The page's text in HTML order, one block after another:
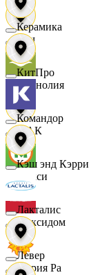
Луч
Магнолия
МАК
Макси
Максидом
Мария Ра
Керамика
КитПро
Командор
Кэш энд Кэрри
Лакталис
Левер